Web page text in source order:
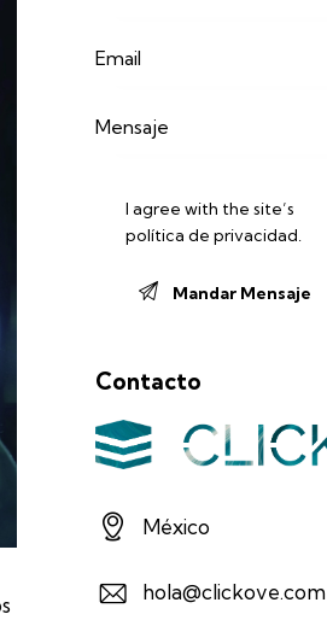
I agree with the site’s
política de privacidad
Contacto
México
hola@clickove.com